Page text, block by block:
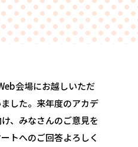
会場にお越しいただ
した。 来年度のアカデ
、みなさんのご意見を
トへのご回答よろしく